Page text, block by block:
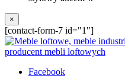
×
[contact-form-7 id="1"]
Facebook